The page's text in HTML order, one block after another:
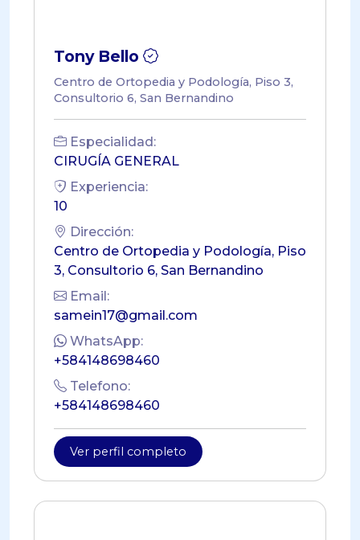
Tony Bello
Centro de Ortopedia y Podología, Piso 3,
Consultorio 6, San Bernandino
Especialidad:
CIRUGÍA GENERAL
Experiencia:
10
Dirección:
Centro de Ortopedia y Podología, Piso
3, Consultorio 6, San Bernandino
Email:
samein17@gmail.com
WhatsApp:
+584148698460
Telefono:
+584148698460
Ver perfil completo